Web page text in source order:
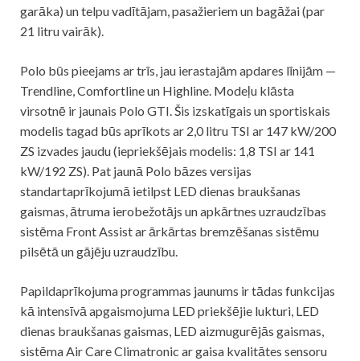
garāka) un telpu vadītājam, pasažieriem un bagāžai (par
21 litru vairāk).
Polo būs pieejams ar trīs, jau ierastajām apdares līnijām —
Trendline, Comfortline un Highline. Modeļu klāsta
virsotnē ir jaunais Polo GTI. Šis izskatīgais un sportiskais
modelis tagad būs aprīkots ar 2,0 litru TSI ar 147 kW/200
ZS izvades jaudu (iepriekšējais modelis: 1,8 TSI ar 141
kW/192 ZS). Pat jaunā Polo bāzes versijas
standartaprīkojumā ietilpst LED dienas braukšanas
gaismas, ātruma ierobežotājs un apkārtnes uzraudzības
sistēma Front Assist ar ārkārtas bremzēšanas sistēmu
pilsētā un gājēju uzraudzību.
Papildaprīkojuma programmas jaunums ir tādas funkcijas
kā intensīvā apgaismojuma LED priekšējie lukturi, LED
dienas braukšanas gaismas, LED aizmugurējās gaismas,
sistēma Air Care Climatronic ar gaisa kvalitātes sensoru